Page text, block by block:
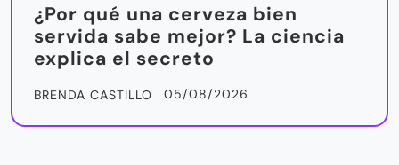
¿Por qué una cerveza bien
servida sabe mejor? La ciencia
explica el secreto
BRENDA CASTILLO 05/08/2026